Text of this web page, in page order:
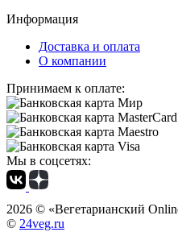
Информация
Доставка и оплата
О компании
Принимаем к оплате:
Мы в соцсетях:
2026 © «Вегетарианский
© 24veg.ru